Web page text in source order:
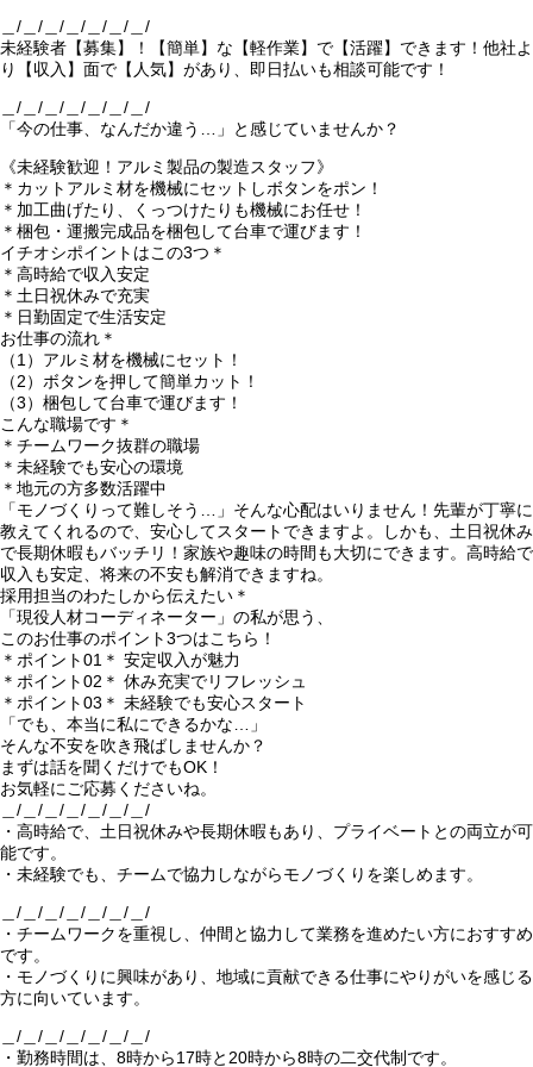
＿/＿/＿/＿/＿/＿/＿/
未経験者【募集】！【簡単】な【軽作業】で【活躍】できます！他社よ
り【収入】面で【人気】があり、即日払いも相談可能です！
＿/＿/＿/＿/＿/＿/＿/
「今の仕事、なんだか違う…」と感じていませんか？
《未経験歓迎！アルミ製品の製造スタッフ》
＊カットアルミ材を機械にセットしボタンをポン！
＊加工曲げたり、くっつけたりも機械にお任せ！
＊梱包・運搬完成品を梱包して台車で運びます！
イチオシポイントはこの3つ＊
＊高時給で収入安定
＊土日祝休みで充実
＊日勤固定で生活安定
お仕事の流れ＊
（1）アルミ材を機械にセット！
（2）ボタンを押して簡単カット！
（3）梱包して台車で運びます！
こんな職場です＊
＊チームワーク抜群の職場
＊未経験でも安心の環境
＊地元の方多数活躍中
「モノづくりって難しそう…」そんな心配はいりません！先輩が丁寧に
教えてくれるので、安心してスタートできますよ。しかも、土日祝休み
で長期休暇もバッチリ！家族や趣味の時間も大切にできます。高時給で
収入も安定、将来の不安も解消できますね。
採用担当のわたしから伝えたい＊
「現役人材コーディネーター」の私が思う、
このお仕事のポイント3つはこちら！
＊ポイント01＊ 安定収入が魅力
＊ポイント02＊ 休み充実でリフレッシュ
＊ポイント03＊ 未経験でも安心スタート
「でも、本当に私にできるかな…」
そんな不安を吹き飛ばしませんか？
まずは話を聞くだけでもOK！
お気軽にご応募くださいね。
＿/＿/＿/＿/＿/＿/＿/
・高時給で、土日祝休みや長期休暇もあり、プライベートとの両立が可
能です。
・未経験でも、チームで協力しながらモノづくりを楽しめます。
＿/＿/＿/＿/＿/＿/＿/
・チームワークを重視し、仲間と協力して業務を進めたい方におすすめ
です。
・モノづくりに興味があり、地域に貢献できる仕事にやりがいを感じる
方に向いています。
＿/＿/＿/＿/＿/＿/＿/
・勤務時間は、8時から17時と20時から8時の二交代制です。